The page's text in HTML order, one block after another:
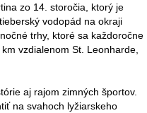
zo 14. storočia, ktorý je
vodopád na okraji
trhy, ktoré sa každoročne
vzdialenom St. Leonharde,
aj rajom zimných športov.
na svahoch lyžiarskeho